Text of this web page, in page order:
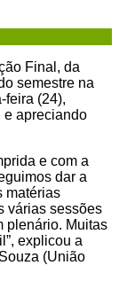
Final, da
semestre na
feira (24),
e apreciando
e com a
dar a
matérias
várias sessões
plenário. Muitas
explicou a
(União